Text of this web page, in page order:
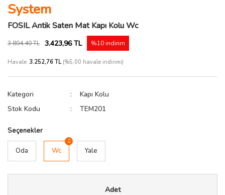
System
FOSIL Antik Saten Mat Kapı Kolu Wc
3.804,40 TL 3.423,96 TL %10 indirim
Havale 3.252,76 TL(%5,00 havale indirimi)
Kategori
Kapı Kolu
Stok Kodu
TEM201
Seçenekler
Oda Wc Yale
Adet